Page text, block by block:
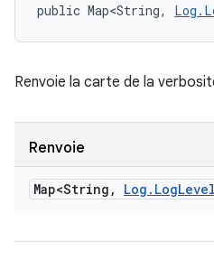
public Map<String,
Renvoie la carte de la
Renvoie
Map<String , Log . LogLevel